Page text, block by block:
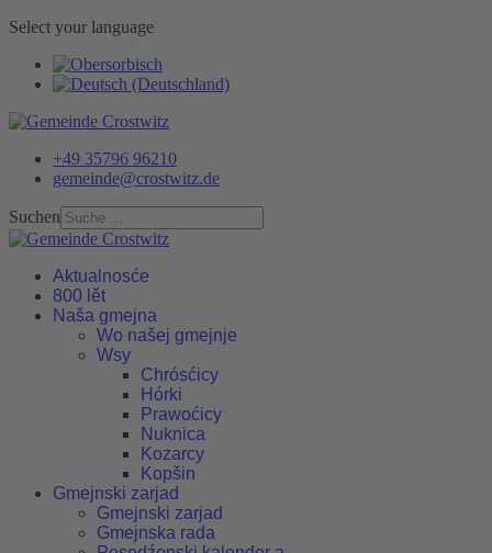
Select your language
+49 35796 96210
gemeinde@crostwitz.de
Suchen
Aktualnosće
800 lět
Naša gmejna
Wo našej gmejnje
Wsy
Chrósćicy
Hórki
Prawoćicy
Nuknica
Kozarcy
Kopšin
Gmejnski zarjad
Gmejnski zarjad
Gmejnska rada